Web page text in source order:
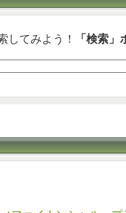
してみよう！ 「検索